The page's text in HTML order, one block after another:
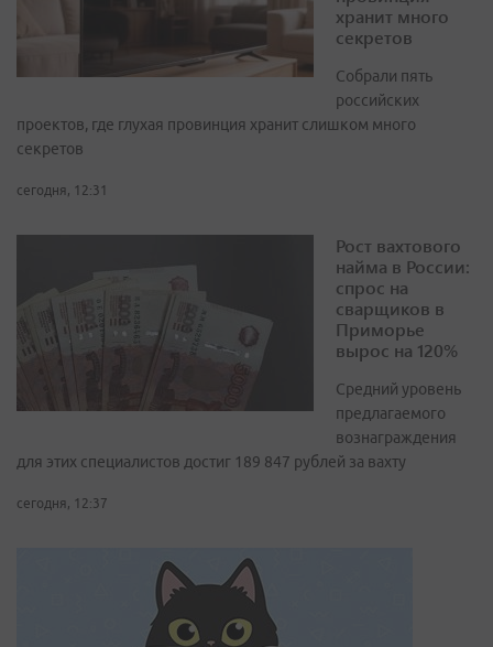
хранит много
секретов
Собрали пять
российских
проектов, где глухая провинция хранит слишком много
секретов
сегодня, 12:31
Рост вахтового
найма в России:
спрос на
сварщиков в
Приморье
вырос на 120%
Средний уровень
предлагаемого
вознаграждения
для этих специалистов достиг 189 847 рублей за вахту
сегодня, 12:37